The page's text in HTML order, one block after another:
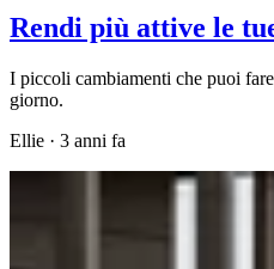
Rendi più attive le
I piccoli cambiamenti che puoi
giorno.
Ellie · 3 anni fa